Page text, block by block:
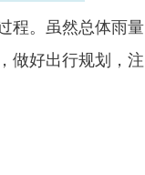
程。虽然总体雨量
做好出行规划，注